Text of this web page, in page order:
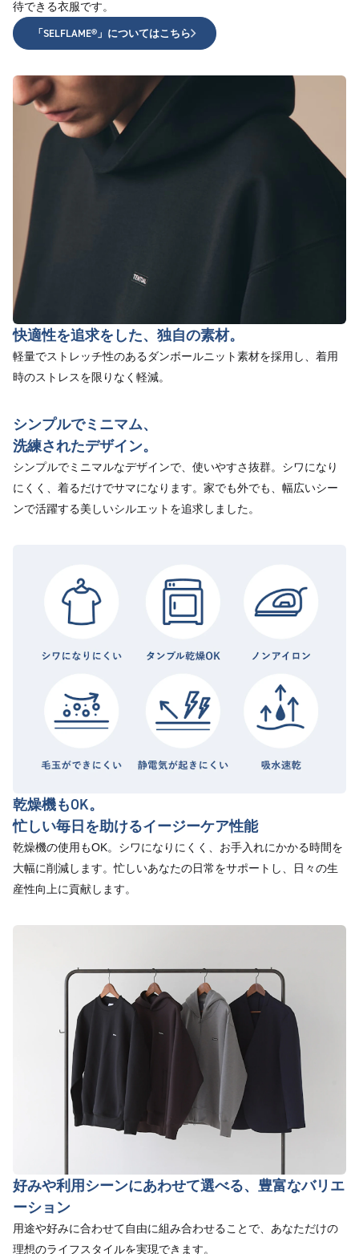
待できる衣服です。
「SELFLAME®︎」についてはこちら
快適性を追求をした、独自の素材。
軽量でストレッチ性のあるダンボールニット素材を採用し、着用
時のストレスを限りなく軽減。
シンプルでミニマム、
洗練されたデザイン。
シンプルでミニマルなデザインで、使いやすさ抜群。シワになり
にくく、着るだけでサマになります。家でも外でも、幅広いシー
ンで活躍する美しいシルエットを追求しました。
乾燥機もOK。
忙しい毎日を助けるイージーケア性能
乾燥機の使用もOK。シワになりにくく、お手入れにかかる時間を
大幅に削減します。忙しいあなたの日常をサポートし、日々の生
産性向上に貢献します。
好みや利用シーンにあわせて選べる、豊富なバリエ
ーション
用途や好みに合わせて自由に組み合わせることで、あなただけの
理想のライフスタイルを実現できます。